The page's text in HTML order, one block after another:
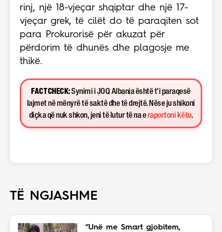
rinj, një 18-vjeçar shqiptar dhe një 17-
vjeçar grek, të cilët do të paraqiten sot
para Prokurorisë për akuzat për
përdorim të dhunës dhe plagosje me
thikë.
FACT CHECK:Synimi i JOQ Albania është t’i paraqesë
lajmet në mënyrë të saktë dhe të drejtë. Nëse ju shikoni
diçka që nuk shkon, jeni të lutur të na e raportoni këtu.
TË NGJASHME
“Unë me Smart gjobitem,